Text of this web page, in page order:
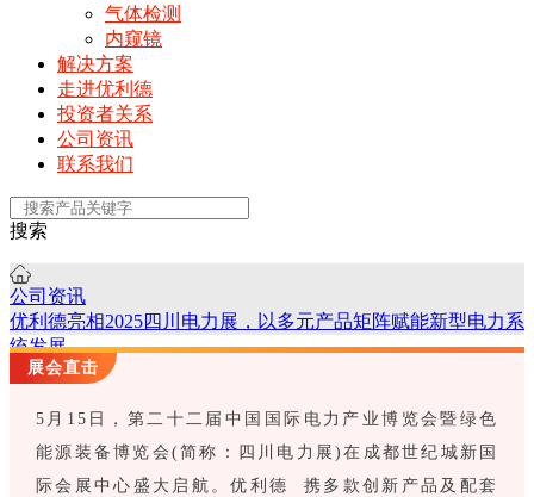
气体检测
内窥镜
解决方案
走进优利德
投资者关系
公司资讯
联系我们
搜索
公司资讯
优利德亮相2025四川电力展，以多元产品矩阵赋能新型电力系
统发展
展会直击
5月15日，第二十二届中国国际电力产业博览会暨绿色
能源装备博览会(简称：四川电力展)在成都世纪城新国
际会展中心盛大启航。优利德
携多款创新产品及配套